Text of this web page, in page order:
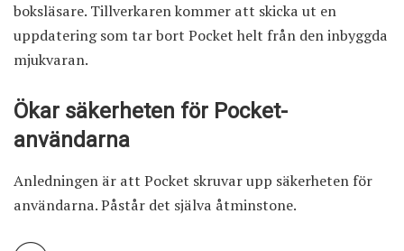
boksläsare. Tillverkaren kommer att skicka ut en
uppdatering som tar bort Pocket helt från den inbyggda
mjukvaran.
Ökar säkerheten för Pocket-
användarna
Anledningen är att Pocket skruvar upp säkerheten för
användarna. Påstår det själva åtminstone.